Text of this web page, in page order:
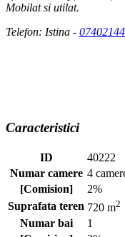
Mobilat si utilat.
Telefon: Istina -
Caracteristici
ID
40222
Numar camere 4
[Comision]
2%
Suprafata teren 720 m2
Numar bai
1